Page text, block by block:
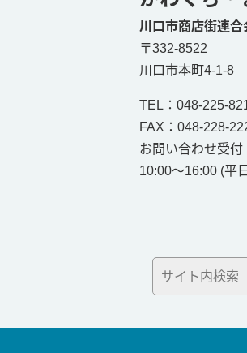
川口市商店街連合
〒332-8522
川口市本町4-1-8
TEL： 048-225-
FAX：048-228-
お問い合わせ受付
10:00～16:00 (平